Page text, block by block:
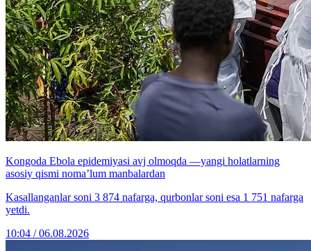
Kongoda Ebola epidemiyasi avj olmoqda —yangi holatlarning
asosiy qismi noma’lum manbalardan
Kasallanganlar soni 3 874 nafarga, qurbonlar soni esa 1 751 nafarga
yetdi.
10:04 / 06.08.2026